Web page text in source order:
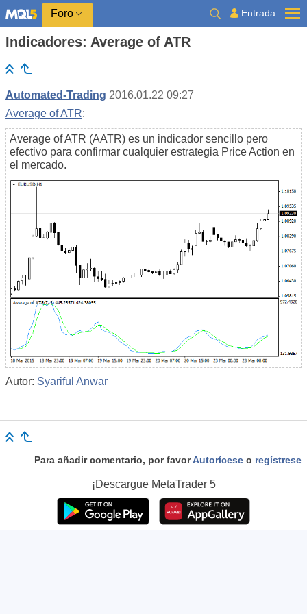
Foro Entrada
Indicadores: Average of ATR
Automated-Trading 2016.01.22 09:27
Average of ATR:
Average of ATR (AATR) es un indicador sencillo pero
efectivo para confirmar cualquier estrategia Price Action en
el mercado.
Autor: Syariful Anwar
Para añadir comentario, por favorAutorícese o regístrese
¡Descargue MetaTrader 5